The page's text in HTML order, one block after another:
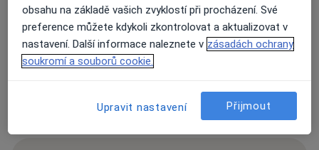
Vypadávání vlasů
Alergická kontaktní dermatitida
+1
obsahu na základě vašich zvyklostí při procházení. Své
preference můžete kdykoli zkontrolovat a aktualizovat v
nastavení. Další informace naleznete v zásadách ochrany
soukromí a souborů cookie.
Upravit nastavení Přijmout